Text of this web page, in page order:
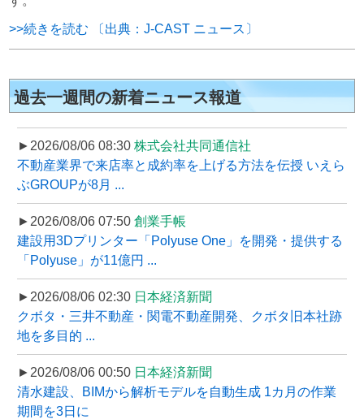
>>続きを読む 〔出典：J-CAST ニュース〕
過去一週間の新着ニュース報道
►2026/08/06 08:30 株式会社共同通信社
不動産業界で来店率と成約率を上げる方法を伝授 いえら
ぶGROUPが8月 ...
►2026/08/06 07:50 創業手帳
建設用3Dプリンター「Polyuse One」を開発・提供する
「Polyuse」が11億円 ...
►2026/08/06 02:30 日本経済新聞
クボタ・三井不動産・関電不動産開発、クボタ旧本社跡
地を多目的 ...
►2026/08/06 00:50 日本経済新聞
清水建設、BIMから解析モデルを自動生成 1カ月の作業
期間を3日に